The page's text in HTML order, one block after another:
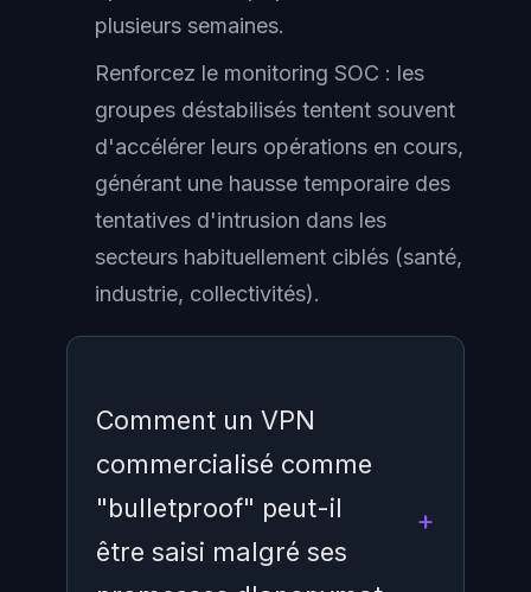
plusieurs semaines.
Renforcez le monitoring SOC : les
groupes déstabilisés tentent souvent
d'accélérer leurs opérations en cours,
générant une hausse temporaire des
tentatives d'intrusion dans les
secteurs habituellement ciblés (santé,
industrie, collectivités).
Comment un VPN
commercialisé comme
"bulletproof" peut-il
être saisi malgré ses